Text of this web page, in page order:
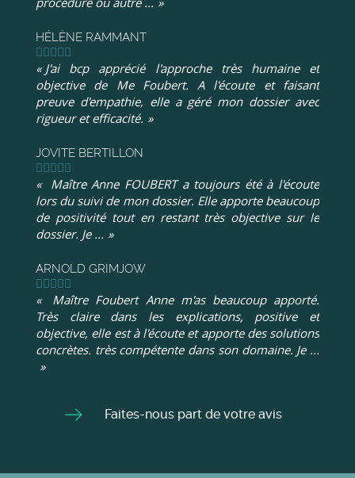
HÉLÈNE RAMMANT
J'ai bcp apprécié l'approche très humaine et
objective de Me Foubert. A l'écoute et faisant
preuve d'empathie, elle a géré mon dossier avec
rigueur et efficacité.
JOVITE BERTILLON
Maître Anne FOUBERT a toujours été à l'écoute
lors du suivi de mon dossier. Elle apporte beaucoup
de positivité tout en restant très objective sur le
dossier. Je ...
ARNOLD GRIMJOW
Maître Foubert Anne m'as beaucoup apporté.
Très claire dans les explications, positive et
objective, elle est à l'écoute et apporte des solutions
concrètes. très compétente dans son domaine. Je ...
Faites-nous part de votre avis